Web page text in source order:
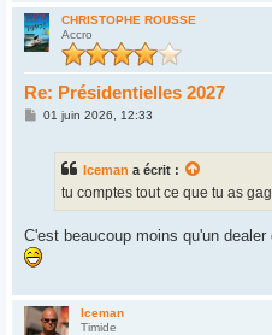
CHRISTOPHE ROUSSE
Accro
Re: Présidentielles 2027
M01 juin 2026, 12:33
Iceman a écrit :
tu comptes tout ce que tu as
C'est beaucoup moins qu'un
Iceman
Timide